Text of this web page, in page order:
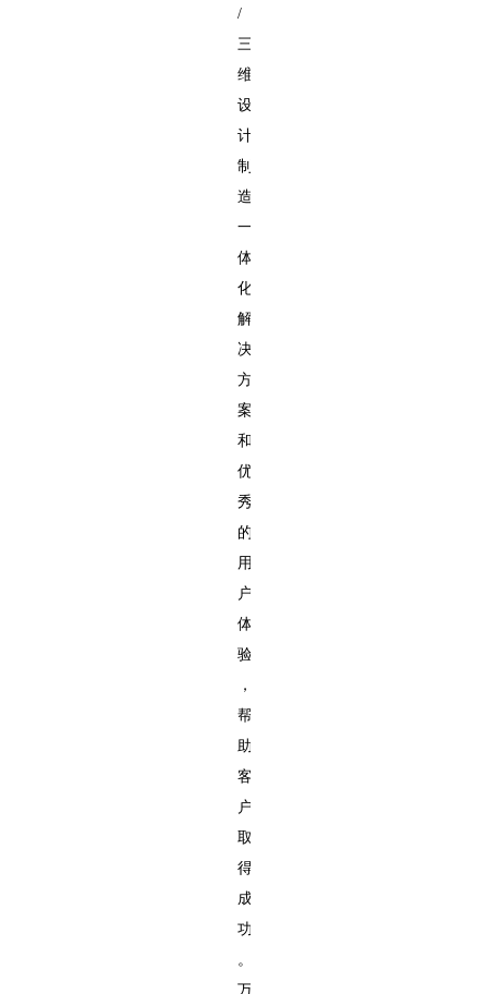
/
三
维
设
计
制
造
一
体
化
解
决
方
案
和
优
秀
的
用
户
体
验
，
帮
助
客
户
取
得
成
功
。
万